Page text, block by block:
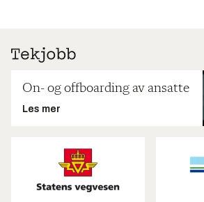
On- og offboarding av ansatte
Les mer